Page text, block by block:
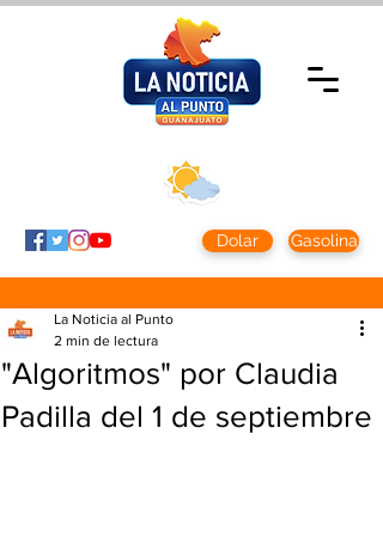
Dolar Gasolina
"Algoritmos" por Claudia
Padilla del 1 de septiembre
La Noticia al Punto
2 min de lectura